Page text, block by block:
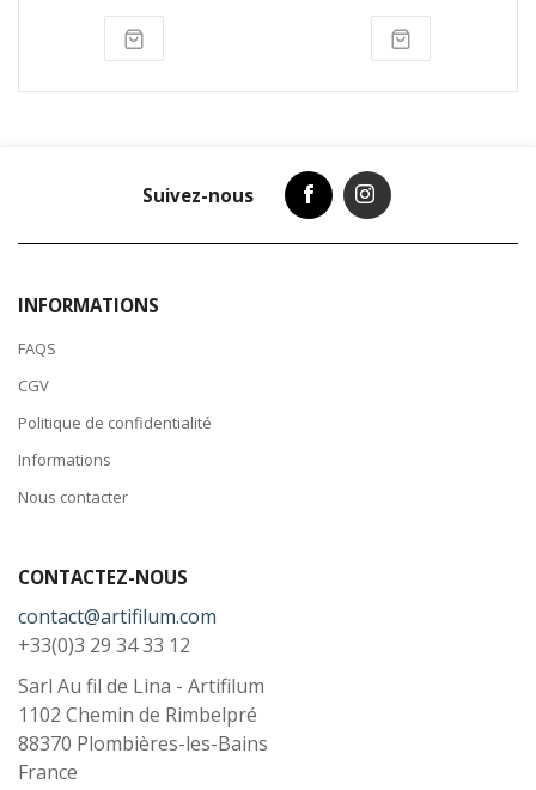
Suivez-nous
INFORMATIONS
FAQS
CGV
Politique de confidentialité
Informations
Nous contacter
CONTACTEZ-NOUS
contact@artifilum.com
+33(0)3 29 34 33 12
Sarl Au fil de Lina - Artifilum
1102 Chemin de Rimbelpré
88370 Plombières-les-Bains
France